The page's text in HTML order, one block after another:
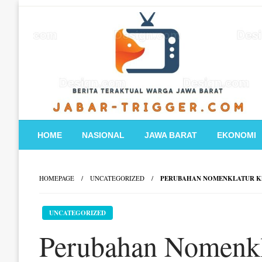
HOME NASIONAL JAWA BARAT EKONOMI
HOMEPAGE UNCATEGORIZED PERUBAHAN NOMENKLATUR
UNCATEGORIZED
Perubahan